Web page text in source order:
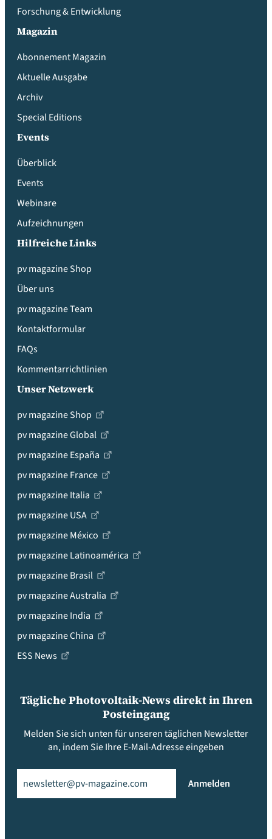
Forschung & Entwicklung
Magazin
Abonnement Magazin
Aktuelle Ausgabe
Archiv
Special Editions
Events
Überblick
Events
Webinare
Aufzeichnungen
Hilfreiche Links
pv magazine Shop
Über uns
pv magazine Team
Kontaktformular
FAQs
Kommentarrichtlinien
Unser Netzwerk
pv magazine Shop
pv magazine Global
pv magazine España
pv magazine France
pv magazine Italia
pv magazine USA
pv magazine México
pv magazine Latinoamérica
pv magazine Brasil
pv magazine Australia
pv magazine India
pv magazine China
ESS News
Tägliche Photovoltaik-News direkt in Ihren
Posteingang
Melden Sie sich unten für unseren täglichen Newsletter
an, indem Sie Ihre E-Mail-Adresse eingeben
Anmelden